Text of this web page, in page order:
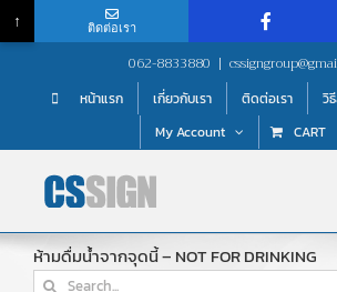
content
062-8833880 |
หน้าแรก เกี่ยวกับเรา ติดต่อเรา
วิ
My Account
CART
ห้ามดื่มน้ำจากจุดนี้ – NOT FOR DRINKING
Search
↑ ติดต่อเรา